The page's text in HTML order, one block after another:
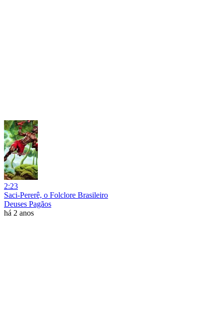
2:23
Saci-Pererê, o Folclore Brasileiro
Deuses Pagãos
há 2 anos